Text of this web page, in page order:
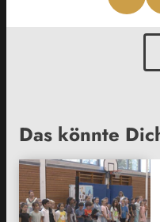
Das könnte